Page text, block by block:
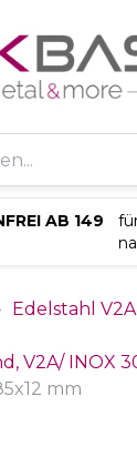
AB 149
Edelstahl
V2A/ INOX
mm